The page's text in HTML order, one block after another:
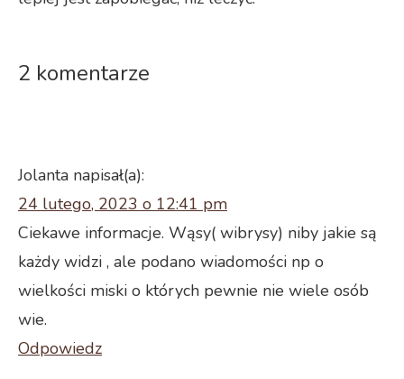
2 komentarze
Jolanta napisał(a):
24 lutego, 2023 o 12:41 pm
Ciekawe informacje. Wąsy( wibrysy) niby jakie są
każdy widzi , ale podano wiadomości np o
wielkości miski o których pewnie nie wiele osób
wie.
Odpowiedz